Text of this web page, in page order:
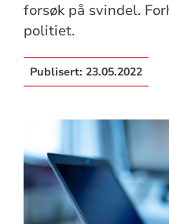
forsøk på svindel.
politiet.
Publisert: 23.05.2022